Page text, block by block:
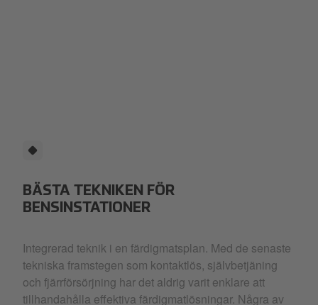
BÄSTA TEKNIKEN FÖR
BENSINSTATIONER
Integrerad teknik i en färdigmatsplan. Med de senaste
tekniska framstegen som kontaktlös, självbetjäning
och fjärrförsörjning har det aldrig varit enklare att
tillhandahålla effektiva färdigmatlösningar. Några av